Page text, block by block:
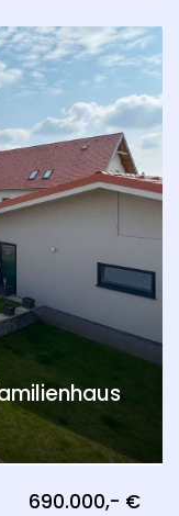
690.000,- €